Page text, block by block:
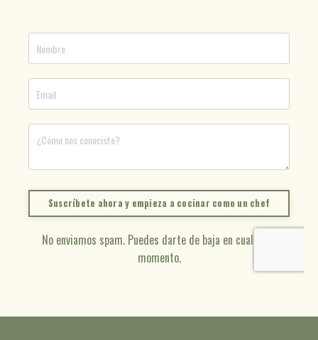
Suscríbete ahora y empieza a cocinar como un chef
No enviamos spam. Puedes darte de baja en cualquier
momento.